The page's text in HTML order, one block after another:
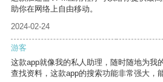
助你在网络上自由移动。
2024-02-24
游客
这款app就像我的私人助理，随时随地为我
查找资料，这款app的搜索功能非常强大，